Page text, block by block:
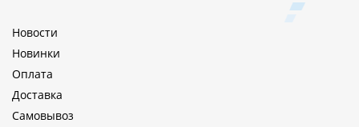
Новости
Новинки
Оплата
Доставка
Самовывоз